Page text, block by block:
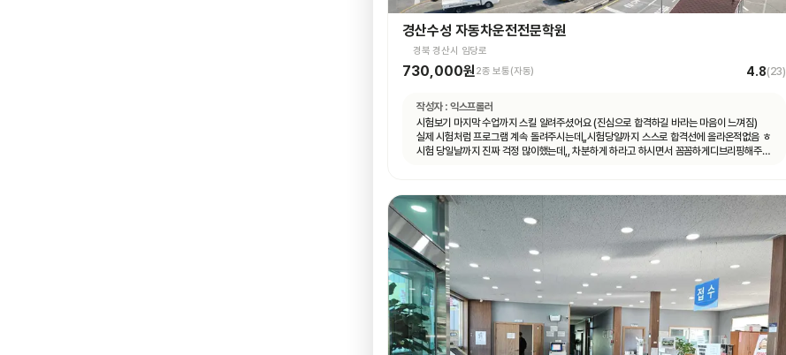
경산수성 자동차운전전문학원
경북 경산시 임당로
730,000원2종 보통(자동) 4.8(23)
작성자 : 익스프롤러
시험보기 마지막 수업까지 스킬 알려주셨어요 (진심으로 합격하길 바라는 마음이 느껴짐)
실제 시험처럼 프로그램 계속 돌려주시는데,,시험당일까지 스스로 합격선에 올라온적없음 ㅎ
시험 당일날까지 진짜 걱정 많이했는데,, 차분하게 하라고 하시면서 꼼꼼하게디브리핑해주심